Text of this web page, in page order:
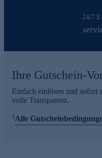
24/7
Ihre Gutschein-
Einfach einlösen und sofort
volle Transparenz.
1Alle